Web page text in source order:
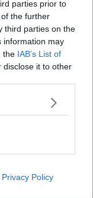
parties prior to
the further
third parties on the
information may
the IAB’s List of
disclose it to other
Privacy Policy
incubo", un format
entra in un
mentre la troupe